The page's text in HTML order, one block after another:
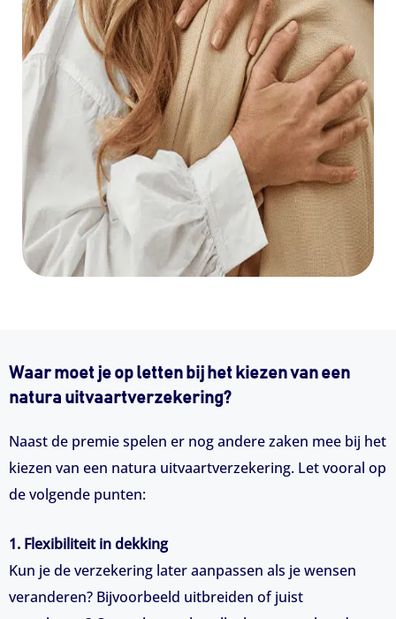
Waar moet je op letten bij het kiezen van een
natura uitvaartverzekering?
Naast de premie spelen er nog andere zaken mee bij het
kiezen van een natura uitvaartverzekering. Let vooral op
de volgende punten:
1. Flexibiliteit in dekking
Kun je de verzekering later aanpassen als je wensen
veranderen? Bijvoorbeeld uitbreiden of juist